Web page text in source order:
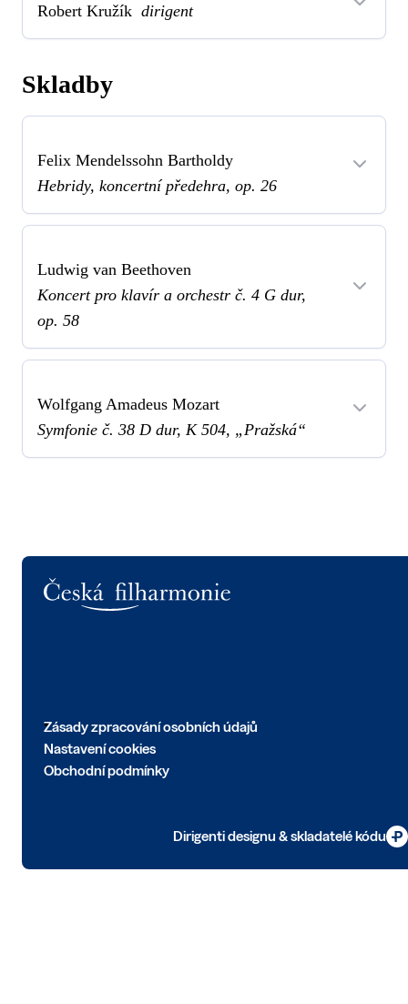
Robert Kružík dirigent
Skladby
Felix Mendelssohn Bartholdy
Hebridy, koncertní předehra, op. 26
Ludwig van Beethoven
Koncert pro klavír a orchestr č. 4 G dur,
op. 58
Wolfgang Amadeus Mozart
Symfonie č. 38 D dur, K 504, „Pražská“
Zásady zpracování osobních údajů
Nastavení cookies
Obchodní podmínky
Dirigenti designu & skladatelé kódu